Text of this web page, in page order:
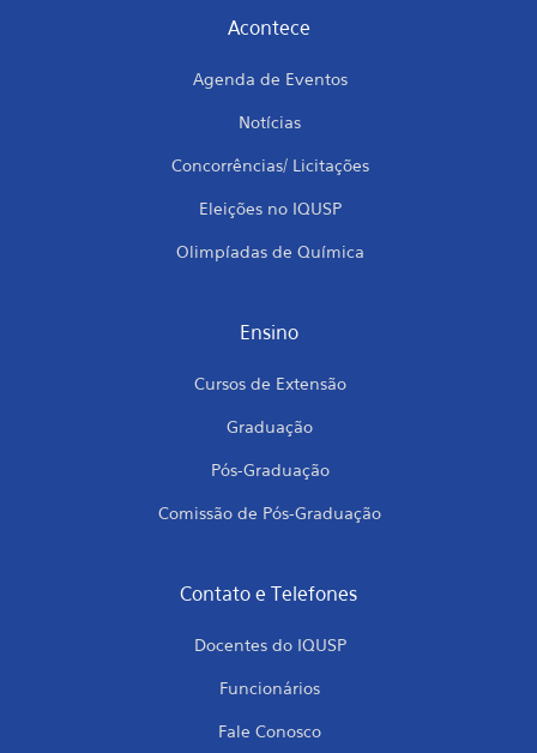
Acontece
Agenda de Eventos
Notícias
Concorrências/ Licitações
Eleições no IQUSP
Olimpíadas de Química
Ensino
Cursos de Extensão
Graduação
Pós-Graduação
Comissão de Pós-Graduação
Contato e Telefones
Docentes do IQUSP
Funcionários
Fale Conosco